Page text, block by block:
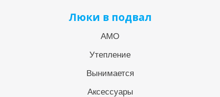
Люки в подвал
АМО
Утепление
Вынимается
Аксессуары